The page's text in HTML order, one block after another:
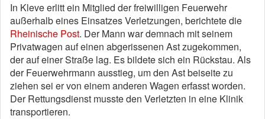
In Kleve erlitt ein Mitglied der freiwilligen Feuerwehr
außerhalb eines Einsatzes Verletzungen, berichtete die
Rheinische Post. Der Mann war demnach mit seinem
Privatwagen auf einen abgerissenen Ast zugekommen,
der auf einer Straße lag. Es bildete sich ein Rückstau. Als
der Feuerwehrmann ausstieg, um den Ast beiseite zu
ziehen sei er von einem anderen Wagen erfasst worden.
Der Rettungsdienst musste den Verletzten in eine Klinik
transportieren.